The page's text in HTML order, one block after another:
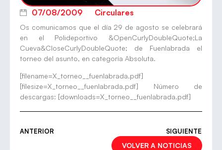
07/08/2009 Circulares
Os comunicamos que el día 29 de agosto se celebrará
en el Polideportivo &OpenCurlyDoubleQuote;La
Cueva&CloseCurlyDoubleQuote; de Fuenlabrada el
torneo del asunto, en categoría Absoluta.
[filename=X_torneo__fuenlabrada.pdf]
[filesize=X_torneo__fuenlabrada.pdf] Número de
descargas: [downloads=X_torneo__fuenlabrada.pdf]
ANTERIOR SIGUIENTE
VOLVER A NOTICIAS